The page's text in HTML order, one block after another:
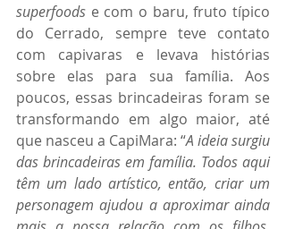
superfoods e com o baru, fruto típico
do Cerrado, sempre teve contato
com capivaras e levava histórias
sobre elas para sua família. Aos
poucos, essas brincadeiras foram se
transformando em algo maior, até
que nasceu a CapiMara: “A ideia surgiu
das brincadeiras em família. Todos aqui
têm um lado artístico, então, criar um
personagem ajudou a aproximar ainda